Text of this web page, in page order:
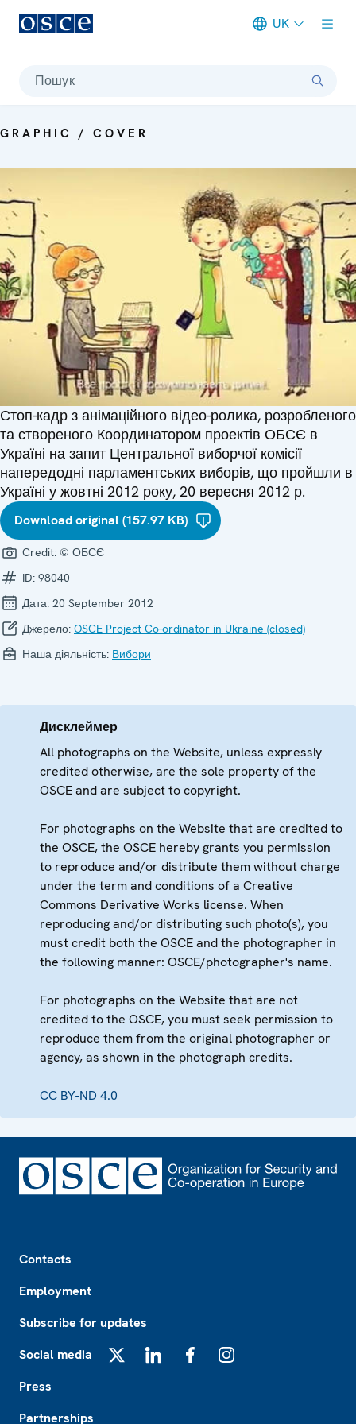
UK
Пошук
GRAPHIC / COVER
Стоп-кадр з анімаційного відео-ролика, розробленого
та створеного Координатором проектів ОБСЄ в
Україні на запит Центральної виборчої комісії
напередодні парламентських виборів, що пройшли в
Україні у жовтні 2012 року, 20 вересня 2012 р.
Download original (157.97 KB)
Credit: © ОБСЄ
ID: 98040
Дата: 20 September 2012
Джерело: OSCE Project Co-ordinator in Ukraine (closed)
Наша діяльність: Вибори
Дисклеймер
All photographs on the Website, unless expressly
credited otherwise, are the sole property of the
OSCE and are subject to copyright.
For photographs on the Website that are credited to
the OSCE, the OSCE hereby grants you permission
to reproduce and/or distribute them without charge
under the term and conditions of a Creative
Commons Derivative Works license. When
reproducing and/or distributing such photo(s), you
must credit both the OSCE and the photographer in
the following manner: OSCE/photographer's name.
For photographs on the Website that are not
credited to the OSCE, you must seek permission to
reproduce them from the original photographer or
agency, as shown in the photograph credits.
CC BY-ND 4.0
Contacts
Employment
Subscribe for updates
Social media
Press
Partnerships